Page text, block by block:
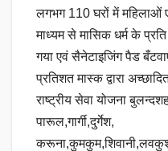
लगभग 110 घरों में महिलाओं
माध्यम से मासिक धर्म के
गया एवं सैनेटाइजिंग पैड
प्रतिशत मास्क द्वारा
राष्ट्रीय सेवा योजना
पारूल,गार्गी,दुर्गेश,